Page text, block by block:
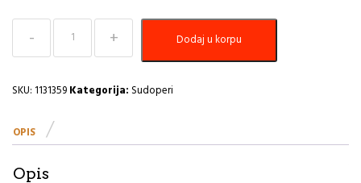
Sudoper
790x500
Cadit
G55-
A
Dodaj u korpu
SKU: 1131359Kategorija: Sudoperi
OPIS
Opis